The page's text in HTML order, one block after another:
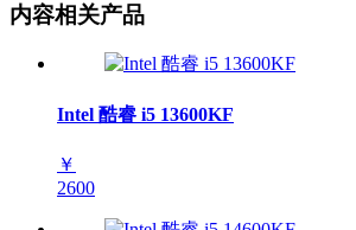
内容相关产品
Intel 酷睿 i5 13600KF
￥
2600